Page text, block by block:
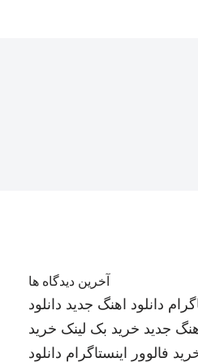
آخرین دیدگاه ها
دانلود اهنگ جدید دانلود
جدید خرید بک لینک خرید
فالوور اینستاگرام دانلود